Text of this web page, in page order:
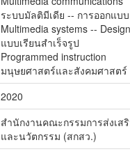
ระบบมัลติมีเดีย -- การออกแบบ
Multimedia systems -- Design
แบบเรียนสำเร็จรูป
Programmed instruction
มนุษยศาสตร์และสังคมศาสตร์
2020
สำนักงานคณะกรรมการส่งเส
และนวัตกรรม (สกสว.)